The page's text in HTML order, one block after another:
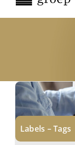
Labels – Tags